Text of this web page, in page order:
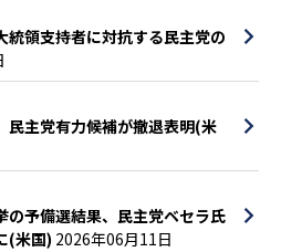
領支持者に対抗する民主党の
民主党有力候補が撤退表明(米
の予備選結果、民主党ベセラ氏
(米国) 2026年06月11日